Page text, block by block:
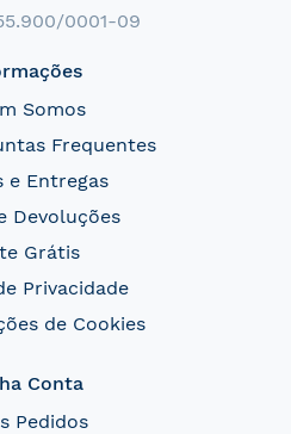
0001-09
Somos
Frequentes
e Entregas
Devoluções
Grátis
Privacidade
de Cookies
Conta
Pedidos